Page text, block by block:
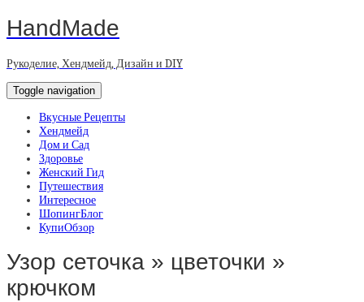
HandMade
Рукоделие, Хендмейд, Дизайн и DIY
Toggle navigation
Вкусные Рецепты
Хендмейд
Дом и Сад
Здоровье
Женский Гид
Путешествия
Интересное
ШопингБлог
КупиОбзор
Узор сеточка » цветочки »
крючком